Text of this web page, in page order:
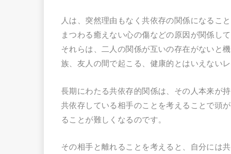
人は、突然理由もなく共依存の関係になるこ
まつわる癒えない心の傷などの原因が関係して
それらは、二人の関係が互いの存在がないと
族、友人の間で起こる、健康的とはいえない
長期にわたる共依存的関係は、その人本来が
共依存している相手のことを考えることで頭
ることが難しくなるのです。
その相手と離れることを考えると、自分には